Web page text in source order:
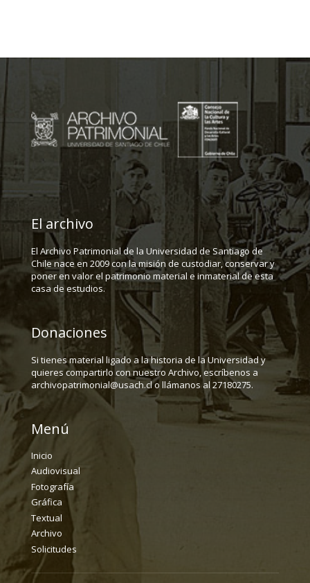
El archivo
El Archivo Patrimonial de la Universidad de Santiago de
Chile nace en 2009 con la misión de custodiar, conservar y
poner en valor el patrimonio material e inmaterial de esta
casa de estudios.
Donaciones
Si tienes material ligado a la historia de la Universidad y
quieres compartirlo con nuestro Archivo, escríbenos a
archivopatrimonial@usach.cl o llámanos al 27180275.
Menú
Inicio
Audiovisual
Fotografía
Gráfica
Textual
Archivo
Solicitudes